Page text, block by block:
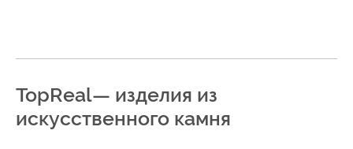
TopReal— изделия из
искусственного камня